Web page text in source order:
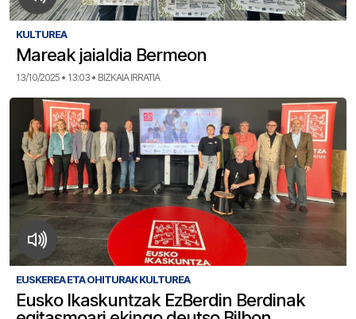
KULTUREA
Mareak jaialdia Bermeon
13/10/2025 • 13:03 • BIZKAIA IRRATIA
EUSKEREA ETA OHITURAK KULTUREA
Eusko Ikaskuntzak EzBerdin Berdinak